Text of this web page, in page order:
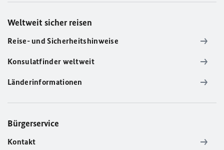
Weltweit sicher reisen
Reise- und Sicherheitshinweise
Konsulatfinder weltweit
Länderinformationen
Bürgerservice
Kontakt